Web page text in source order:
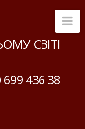
СВІТІ
699 436 38